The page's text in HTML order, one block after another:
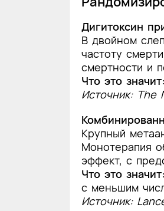
Дигитоксин
В двойном
частоту
смертности и
Что это значит:
Источник: The
Крупный
Монотерапия
эффект, с
Что это значит:
с меньшим
Источник: